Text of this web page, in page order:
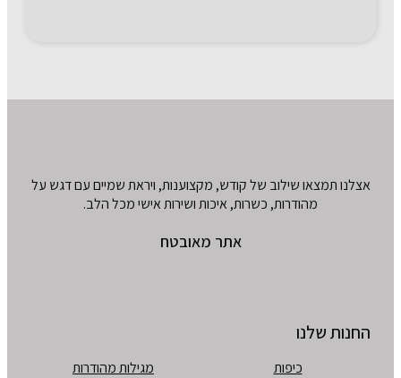
אצלנו תמצאו שילוב של קודש, מקצוענות, ויראת שמיים עם דגש על
מהודרות, כשרות, איכות ושירות אישי מכל הלב.
אתר מאובטח
החנות שלנו
כיפות מגילות מהודרות